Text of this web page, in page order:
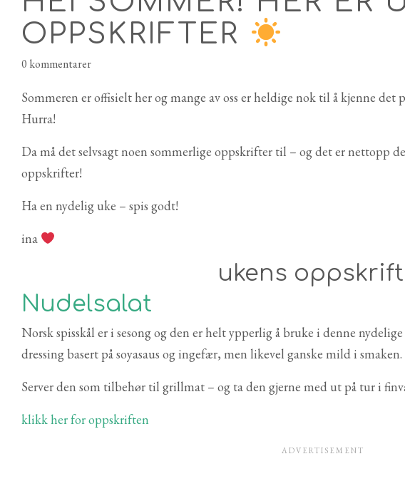
OPPSKRIFTER
0 kommentarer
Sommeren er offisielt her og mange av oss er heldige nok til å kjenne det
Hurra!
Da må det selvsagt noen sommerlige oppskrifter til – og det er nettopp
oppskrifter!
Ha en nydelig uke – spis godt!
ina
ukens
Nudelsalat
Norsk spisskål er i sesong og den er helt ypperlig å bruke i denne
dressing basert på soyasaus og ingefær, men likevel ganske mild i
Server den som tilbehør til grillmat – og ta den gjerne med ut på tur i
klikk her for oppskriften